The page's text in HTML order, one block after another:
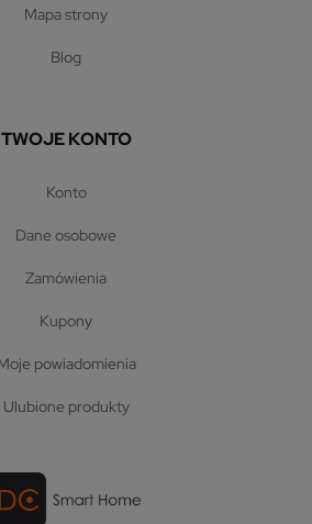
mapa strony
blog
TWOJE KONTO
konto
dane osobowe
zamówienia
kupony
moje powiadomienia
ulubione produkty